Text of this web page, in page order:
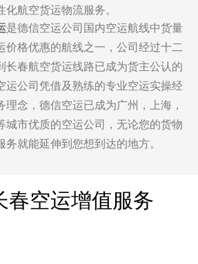
航空货运物流服务。
是德信空运公司国内空运航线中货量
价格优惠的航线之一，公司经过十二
长春航空货运线路已成为货主公认的
运公司凭借及熟练的专业空运实操经
念，德信空运已成为广州，上海，
城市优质的空运公司，无论您的货物
就能延伸到您想到达的地方。
春空运增值服务